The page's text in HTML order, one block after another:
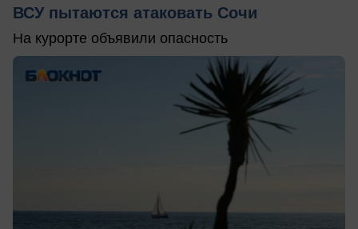
ВСУ пытаются атаковать Сочи
На курорте объявили опасность